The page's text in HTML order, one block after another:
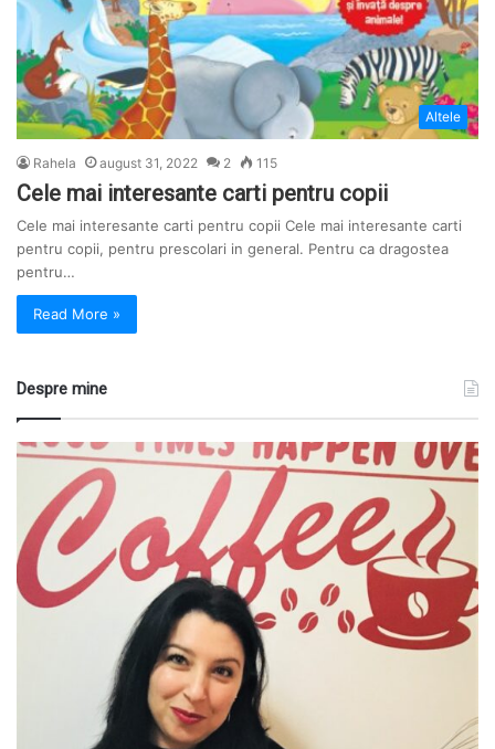
Altele
Rahela august 31, 2022 2 115
Cele mai interesante carti pentru copii
Cele mai interesante carti pentru copii Cele mai interesante carti
pentru copii, pentru prescolari in general. Pentru ca dragostea
pentru…
Read More »
Despre mine